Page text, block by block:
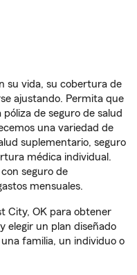
su vida, su cobertura de
ajustando. Permita que
de seguro de salud
una variedad de
suplementario, seguro
médica individual.
seguro de
mensuales.
City, OK para obtener
elegir un plan diseñado
familia, un individuo o